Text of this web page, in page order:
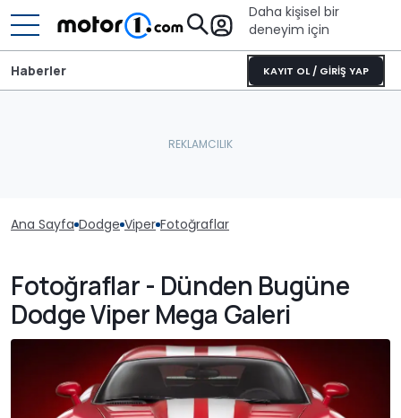
Daha kişisel bir
deneyim için
KAYIT OL / GİRİŞ YAP
Haberler
Ana Sayfa Dodge Viper Fotoğraflar
Fotoğraflar - Dünden Bugüne
Dodge Viper Mega Galeri